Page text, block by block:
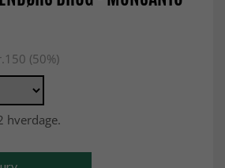
(50%)
hverdage.